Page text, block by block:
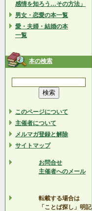
感情を知ろう…その方法」
男女・恋愛の本一覧
愛・夫婦・結婚の本
一覧
本の検索
このページについて
主催者について
メルマガ登録と解除
サイトマップ
お問合せ
主催者へのメール
転載する場合は
「ことば探し」明記